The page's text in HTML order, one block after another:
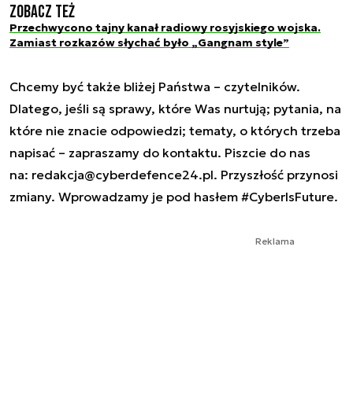
Zobacz też
Przechwycono tajny kanał radiowy rosyjskiego wojska.
Zamiast rozkazów słychać było „Gangnam style”
Chcemy być także bliżej Państwa – czytelników.
Dlatego, jeśli są sprawy, które Was nurtują; pytania, na
które nie znacie odpowiedzi; tematy, o których trzeba
napisać – zapraszamy do kontaktu. Piszcie do nas
na: redakcja@cyberdefence24.pl. Przyszłość przynosi
zmiany. Wprowadzamy je pod hasłem #CyberIsFuture.
Reklama